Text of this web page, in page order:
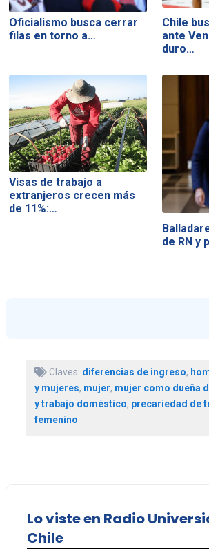
Oficialismo busca cerrar
filas en torno a…
Chile
ante
duro…
Visas de trabajo a
extranjeros crecen más
de 11%:…
de RN y
Claves: diferencias de ingreso,
y mujeres, mujer, mujer como dueña
y trabajo doméstico, precariedad de
femenino
Lo viste en Radio
Chile